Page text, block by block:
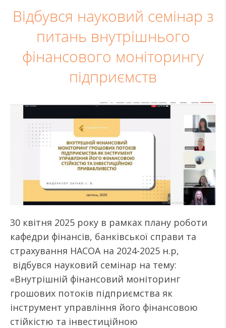
Відбувся науковий семінар з
питань внутрішнього
фінансового моніторингу
підприємств
30 квітня 2025 року в рамках плану роботи
кафедри фінансів, банківської справи та
страхування НАСОА на 2024-2025 н.р,
відбувся науковий семінар на тему:
«Внутрішній фінансовий моніторинг
грошових потоків підприємства як
інструмент управління його фінансовою
стійкістю та інвестиційною